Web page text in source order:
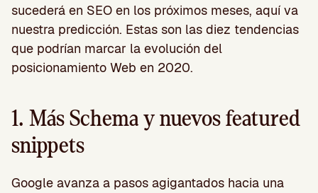
sucederá en SEO en los próximos meses, aquí va
nuestra predicción. Estas son las diez tendencias
que podrían marcar la evolución del
posicionamiento Web en 2020.
1. Más Schema y nuevos featured
snippets
Google avanza a pasos agigantados hacia una